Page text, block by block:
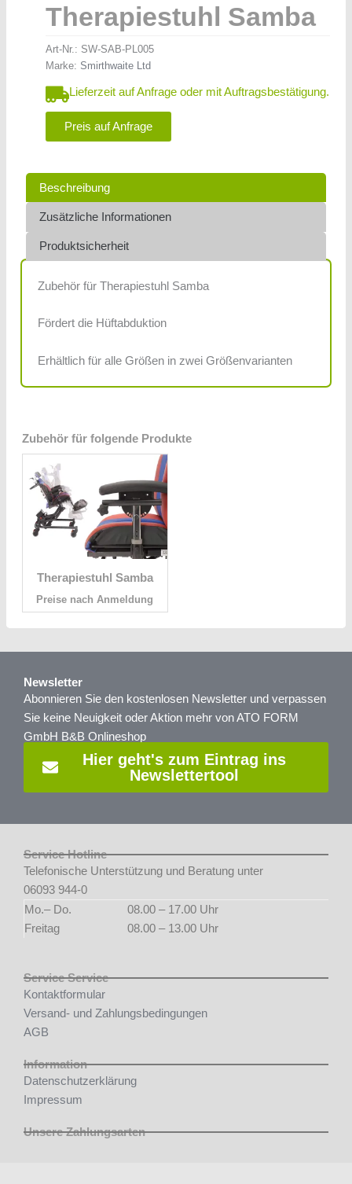
Therapiestuhl Samba
Art-Nr.: SW-SAB-PL005
Marke: Smirthwaite Ltd
Lieferzeit auf Anfrage oder mit Auftragsbestätigung.
Preis auf Anfrage
Beschreibung
Zusätzliche Informationen
Produktsicherheit
Zubehör für Therapiestuhl Samba
Fördert die Hüftabduktion
Erhältlich für alle Größen in zwei Größenvarianten
Zubehör für folgende Produkte
Therapiestuhl Samba
Preise nach Anmeldung
Newsletter
Abonnieren Sie den kostenlosen Newsletter und verpassen
Sie keine Neuigkeit oder Aktion mehr von ATO FORM
GmbH B&B Onlineshop
Hier geht's zum Eintrag ins
Newslettertool
Service Hotline
Telefonische Unterstützung und Beratung unter
06093 944-0
Mo.– Do.
08.00 – 17.00 Uhr
Freitag
08.00 – 13.00 Uhr
Service Service
Kontaktformular
Versand- und Zahlungsbedingungen
AGB
Information
Datenschutzerklärung
Impressum
Unsere Zahlungsarten